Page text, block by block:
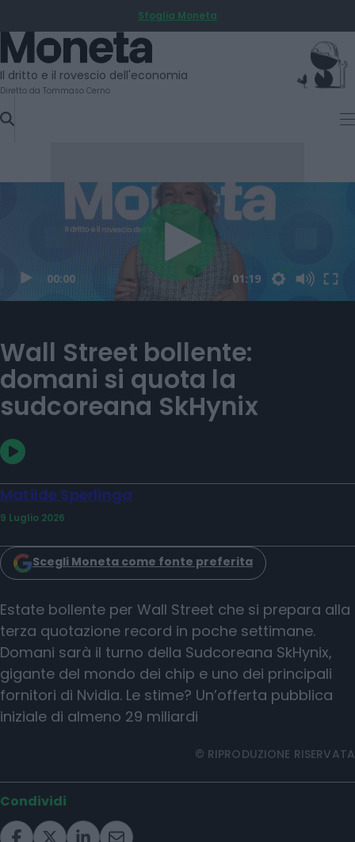
TO
CONTENT
Sfoglia Moneta
Moneta
Il dritto e il rovescio dell'economia
Diretto da Tommaso Cerno
Wall Street bollente:
domani si quota la
sudcoreana SkHynix
Matilde Sperlinga
9 Luglio 2026
Scegli Moneta come fonte preferita
Estate bollente per Wall Street che si prepara alla
terza quotazione record in poche settimane.
Domani sarà il turno della Sudcoreana SkHynix,
gigante del mondo dei chip e uno dei principali
fornitori di Nvidia. Le stime? Un’offerta pubblica
iniziale di almeno 29 miliardi
© RIPRODUZIONE RISERVATA
Condividi